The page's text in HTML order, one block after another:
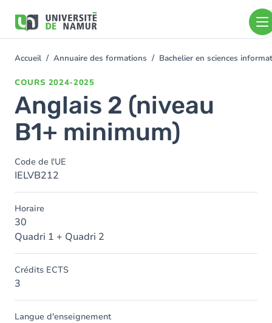
contenu
You
Accueil Annuaire des formations Bachelier en sciences
COURS 2024-2025
Anglais 2 (niveau
B1+ minimum)
Code de l'UE
IELVB212
Horaire
30
Quadri 1 + Quadri 2
Crédits ECTS
3
Langue d'enseignement